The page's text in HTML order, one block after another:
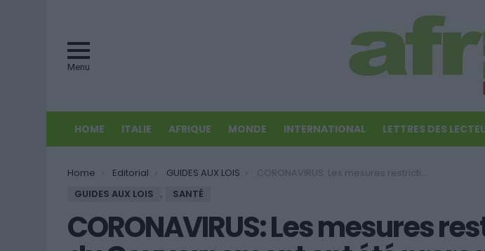
Menu
HOME ITALIE AFRIQUE MONDE INTERNATIONAL LETTRES DES
You are here:
Home Editorial GUIDES AUX LOIS
CORONAVIRUS: Les mesures restrictives du Gouvernement ont été prorogées en Italie
GUIDES AUX LOIS
, SANTÉ
CORONAVIRUS: Les mesures